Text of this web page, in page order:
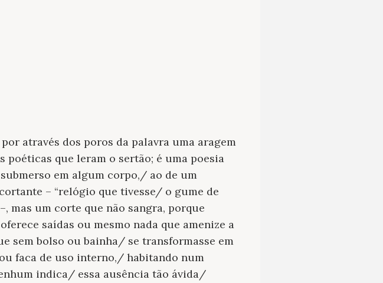
através dos poros da palavra uma aragem
poéticas que leram o sertão; é uma poesia
em algum corpo,/ ao de um
– “relógio que tivesse/ o gume de
mas um corte que não sangra, porque
saídas ou mesmo nada que amenize a
sem bolso ou bainha/ se transformasse em
faca de uso interno,/ habitando num
indica/ essa ausência tão ávida/